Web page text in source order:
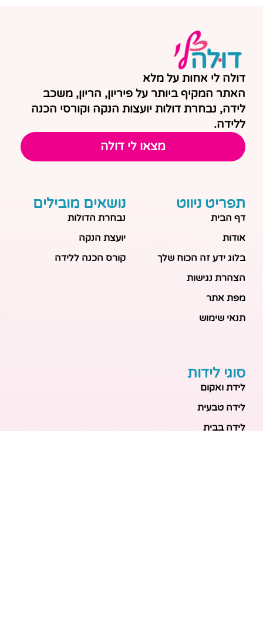
דולה לי אחות על מלא
האתר המקיף ביותר על פיריון, הריון, משכב
לידה, נבחרת דולות יועצות הנקה וקורסי הכנה
ללידה.
מצאו לי דולה
תפריט ניווט
דף הבית
אודות
בלוג ידע זה הכוח שלך
הצהרת נגישות
מפת אתר
תנאי שימוש
נושאים מובילים
נבחרת הדולות
יועצת הנקה
קורס הכנה ללידה
סוגי לידות
לידת ואקום
לידה טבעית
לידה בבית